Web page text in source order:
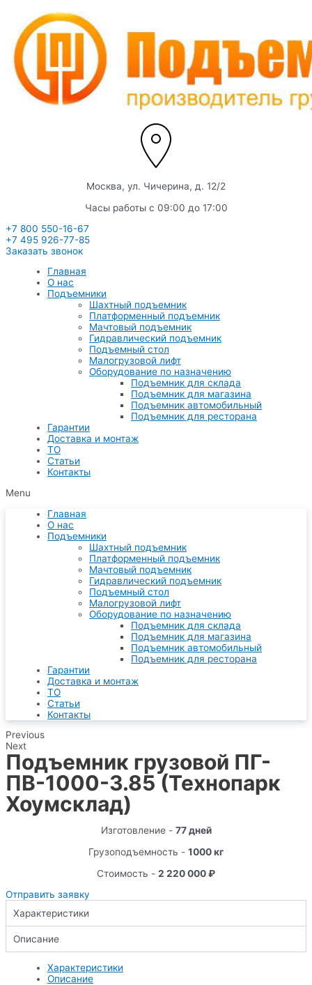
Перейти
содержимому
Москва, ул. Чичерина, д. 12/2
Часы работы с 09:00 до 17:00
+7 800 550-16-67
+7 495 926-77-85
Заказать звонок
Главная
О нас
Подъемники
Шахтный подъемник
Платформенный подъемник
Мачтовый подъемник
Гидравлический подъемник
Подъемный стол
Малогрузовой лифт
Оборудование по назначению
Подъемник для склада
Подъемник для магазина
Подъемник автомобильный
Подъемник для ресторана
Гарантии
Доставка и монтаж
ТО
Статьи
Контакты
Menu
Главная
О нас
Подъемники
Шахтный подъемник
Платформенный подъемник
Мачтовый подъемник
Гидравлический подъемник
Подъемный стол
Малогрузовой лифт
Оборудование по назначению
Подъемник для склада
Подъемник для магазина
Подъемник автомобильный
Подъемник для ресторана
Гарантии
Доставка и монтаж
ТО
Статьи
Контакты
Previous
Next
Подъемник грузовой ПГ-
ПВ-1000-3.85 (Технопарк
Хоумсклад)
Изготовление - 77 дней
Грузоподъемность - 1000 кг
Стоимость - 2 220 000 ₽
Отправить заявку
Характеристики
Описание
Характеристики
Описание